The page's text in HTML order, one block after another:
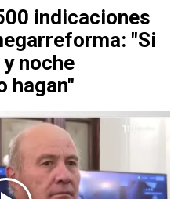
indicaciones
"Si
noche
hagan"